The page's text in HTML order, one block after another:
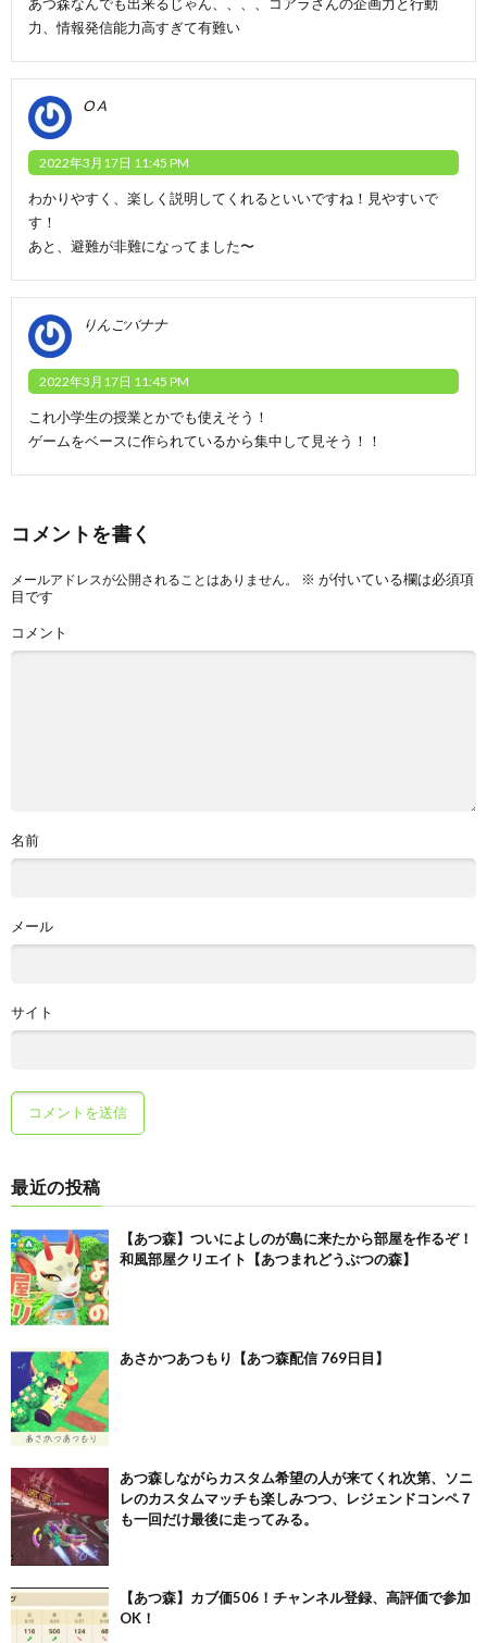
力、情報発信能力高すぎて有難い
O A
2022年3月17日 11:45 PM
わかりやすく、楽しく説明してくれるといいですね！見やすいで
す！
あと、避難が非難になってました〜
りんごバナナ
2022年3月17日 11:45 PM
これ小学生の授業とかでも使えそう！
ゲームをベースに作られているから集中して見そう！！
コメントを書く
メールアドレスが公開されることはありません。 ※ が付いている欄は必須項
目です
コメント
名前
メール
サイト
最近の投稿
【あつ森】ついによしのが島に来たから部屋を作るぞ！
和風部屋クリエイト【あつまれどうぶつの森】
あさかつあつもり【あつ森配信 769日目】
あつ森しながらカスタム希望の人が来てくれ次第、ソニ
レのカスタムマッチも楽しみつつ、レジェンドコンペ７
も一回だけ最後に走ってみる。
【あつ森】カブ価506！チャンネル登録、高評価で参加
OK！